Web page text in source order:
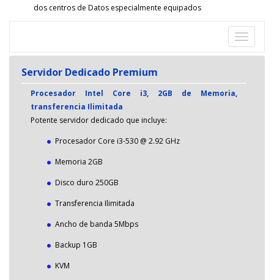
dos centros de Datos especialmente equipados
Servidor Dedicado Premium
Procesador Intel Core i3, 2GB de Memoria,
transferencia Ilimitada
Potente servidor dedicado que incluye:
Procesador Core i3-530 @ 2.92 GHz
Memoria 2GB
Disco duro 250GB
Transferencia Ilimitada
Ancho de banda 5Mbps
Backup 1GB
KVM